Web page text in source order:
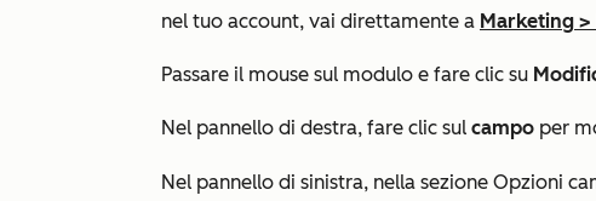
nel tuo account, vai direttamente a Marketing >
Passare il mouse sul modulo e fare clic su
Nel pannello di destra, fare clic sul campo per
Nel pannello di sinistra, nella sezione Opzioni